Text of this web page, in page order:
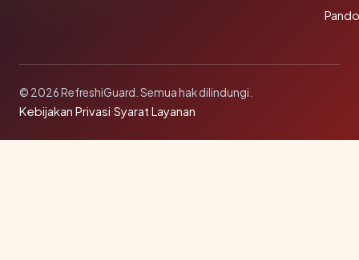
© 2026 RefreshiGuard. Semua hak dilindungi.
Kebijakan Privasi·Syarat Layanan